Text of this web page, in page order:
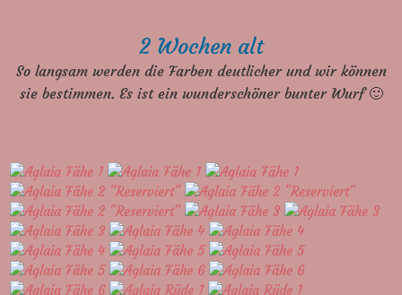
2 Wochen alt
So langsam werden die Farben deutlicher und wir können
sie bestimmen. Es ist ein wunderschöner bunter Wurf 🙂